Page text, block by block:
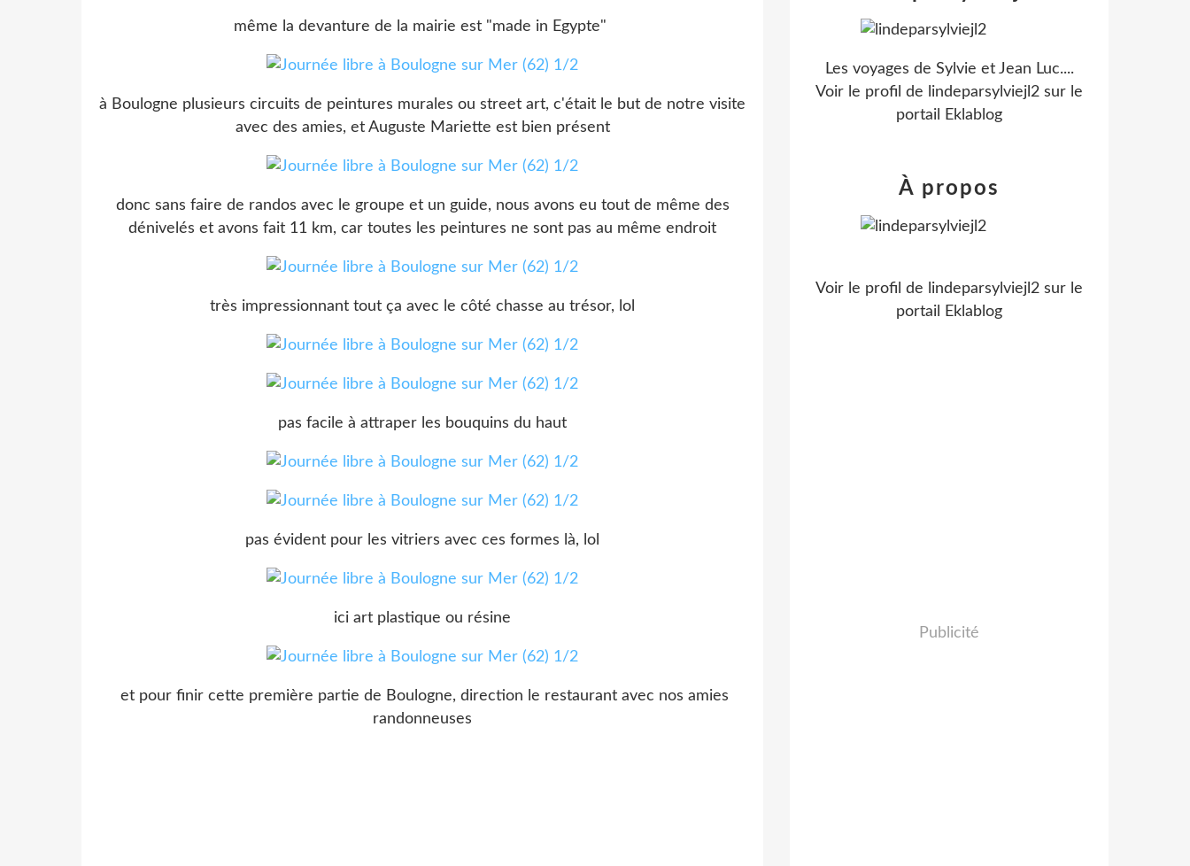
même la devanture de la mairie est "made in Egypte"
à Boulogne plusieurs circuits de peintures murales ou street art, c'était le but de notre visite
avec des amies, et Auguste Mariette est bien présent
donc sans faire de randos avec le groupe et un guide, nous avons eu tout de même des
dénivelés et avons fait 11 km, car toutes les peintures ne sont pas au même endroit
très impressionnant tout ça avec le côté chasse au trésor, lol
pas facile à attraper les bouquins du haut
pas évident pour les vitriers avec ces formes là, lol
ici art plastique ou résine
et pour finir cette première partie de Boulogne, direction le restaurant avec nos amies
randonneuses
Les voyages de Sylvie et Jean Luc....
Voir le profil de
lindeparsylviejl2 sur le
portail Eklablog
À propos
Voir le profil de lindeparsylviejl2 sur le
portail Eklablog
Publicité